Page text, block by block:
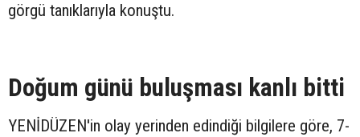
görgü tanıklarıyla konuştu.
Doğum günü buluşması kanlı bitti
YENİDÜZEN'in olay yerinden edindiği bilgilere göre, 7-